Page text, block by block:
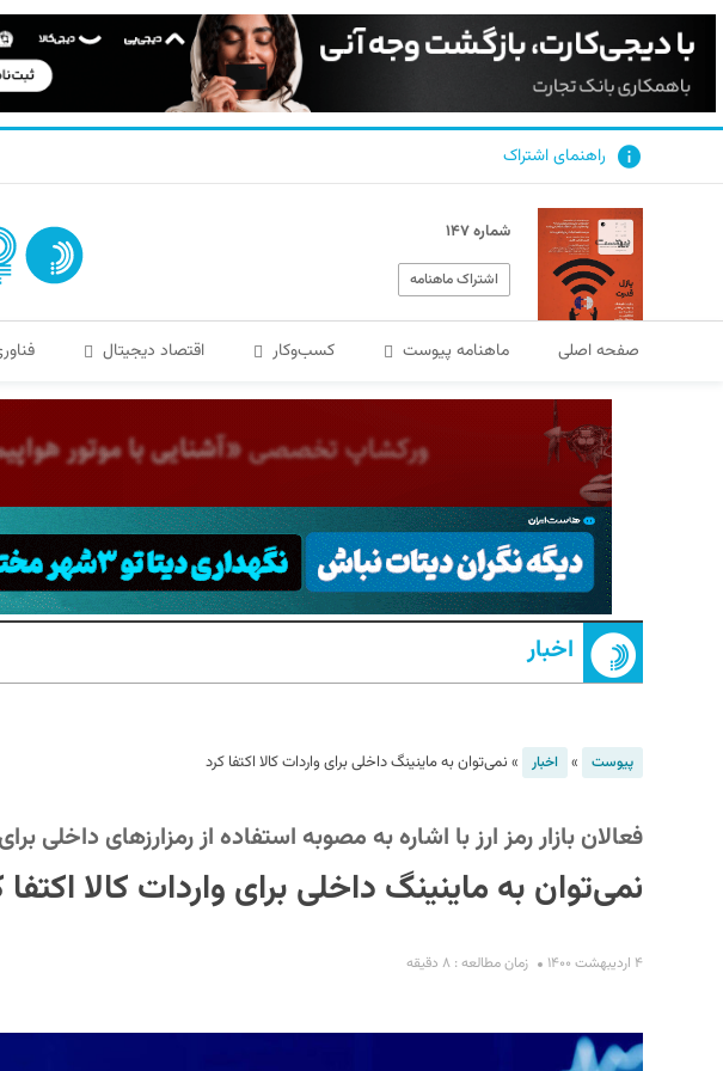
راهنمای اشتراک
شماره ۱۴۷
اشتراک ماهنامه
صفحه اصلی ماهنامه پیوست کسب‌و‌کار اقتصاد دیجیتال
اخبار
پیوست » اخبار » نمی‌توان به ماینینگ داخلی برای واردات کالا اکتفا کرد
فعالان بازار رمز ارز با اشاره به مصوبه استفاده از رمزارزهای داخلی
نمی‌توان به ماینینگ داخلی برای واردات کالا اکتفا
۴ اردیبهشت ۱۴۰۰ زمان مطالعه : ۸ دقیقه